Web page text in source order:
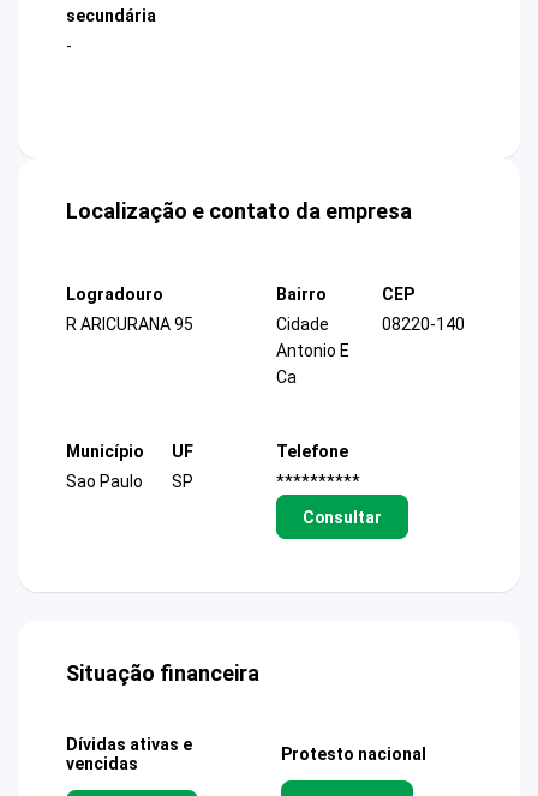
secundária
-
Localização e contato da empresa
Logradouro
R ARICURANA 95
Bairro
Cidade
Antonio E
Ca
CEP
08220-140
Município
Sao Paulo
UF
SP
Telefone
**********
Consultar
Situação financeira
Dívidas ativas e
vencidas
Protesto nacional